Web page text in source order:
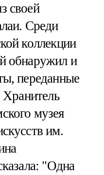
своей
Среди
коллекции
обнаружил и
переданные
Хранитель
музея
им.
"Одна